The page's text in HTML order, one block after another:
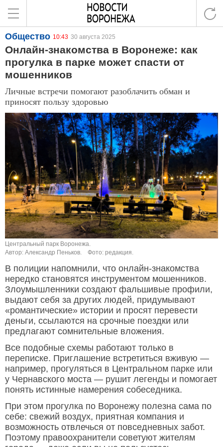
Общество 10:43 30 августа 2025
Онлайн-знакомства в Воронеже: как
прогулка в парке может спасти от
мошенников
Личные встречи помогают разоблачить обман и
приносят пользу здоровью
Центральный парк Воронежа.
Автор: Александр Пеньков.
Фото: редакция.
В полиции напомнили, что онлайн-знакомства
нередко становятся инструментом мошенников.
Злоумышленники создают фальшивые профили,
выдают себя за других людей, придумывают
«романтические» истории и просят перевести
деньги, ссылаются на срочные поездки или
предлагают сомнительные вложения.
Все подобные схемы работают только в
переписке. Приглашение встретиться вживую —
например, прогуляться в Центральном парке или
у Чернавского моста — рушит легенды и помогает
понять истинные намерения собеседника.
При этом прогулка по Воронежу полезна сама по
себе: свежий воздух, приятная компания и
возможность отвлечься от повседневных забот.
Поэтому правоохранители советуют жителям